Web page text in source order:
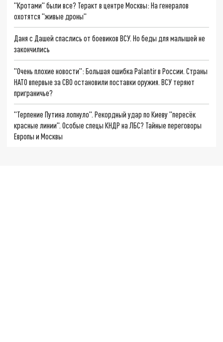
"Кротами" были все? Теракт в центре Москвы: На генералов
охотятся "живые дроны"
Даня с Дашей спаслись от боевиков ВСУ. Но беды для малышей не
закончились
"Очень плохие новости": Большая ошибка Palantir в России. Страны
НАТО впервые за СВО остановили поставки оружия. ВСУ теряют
приграничье?
"Терпение Путина лопнуло". Рекордный удар по Киеву "пересёк
красные линии". Особые спецы КНДР на ЛБС? Тайные переговоры
Европы и Москвы